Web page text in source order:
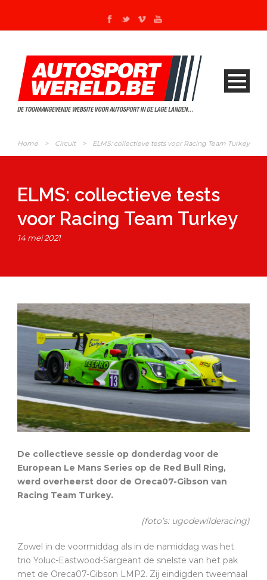
Home > Circuit > ELMS: collectieve tests voor Racing Team Turkey
ELMS: collectieve tests
voor Racing Team Turkey
14 mei 2021
De collectieve sessie op donderdag voor de
European Le Mans Series op de Red Bull Ring,
werd overheerst door de Oreca07-Gibson van
Racing Team Turkey.
(foto’s: ugodewilderacing)
Zowel in de voormiddag als in de namiddag was het
trio Yoluc-Eastwood-Sargeant de snelste van het pak
met de Oreca07-Gibson LMP2. Zij eindigden tweemaal